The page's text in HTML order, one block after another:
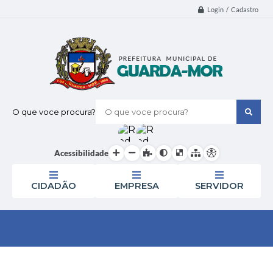
Login / Cadastro
O que voce procura?
Acessibilidade
CIDADÃO EMPRESA SERVIDOR